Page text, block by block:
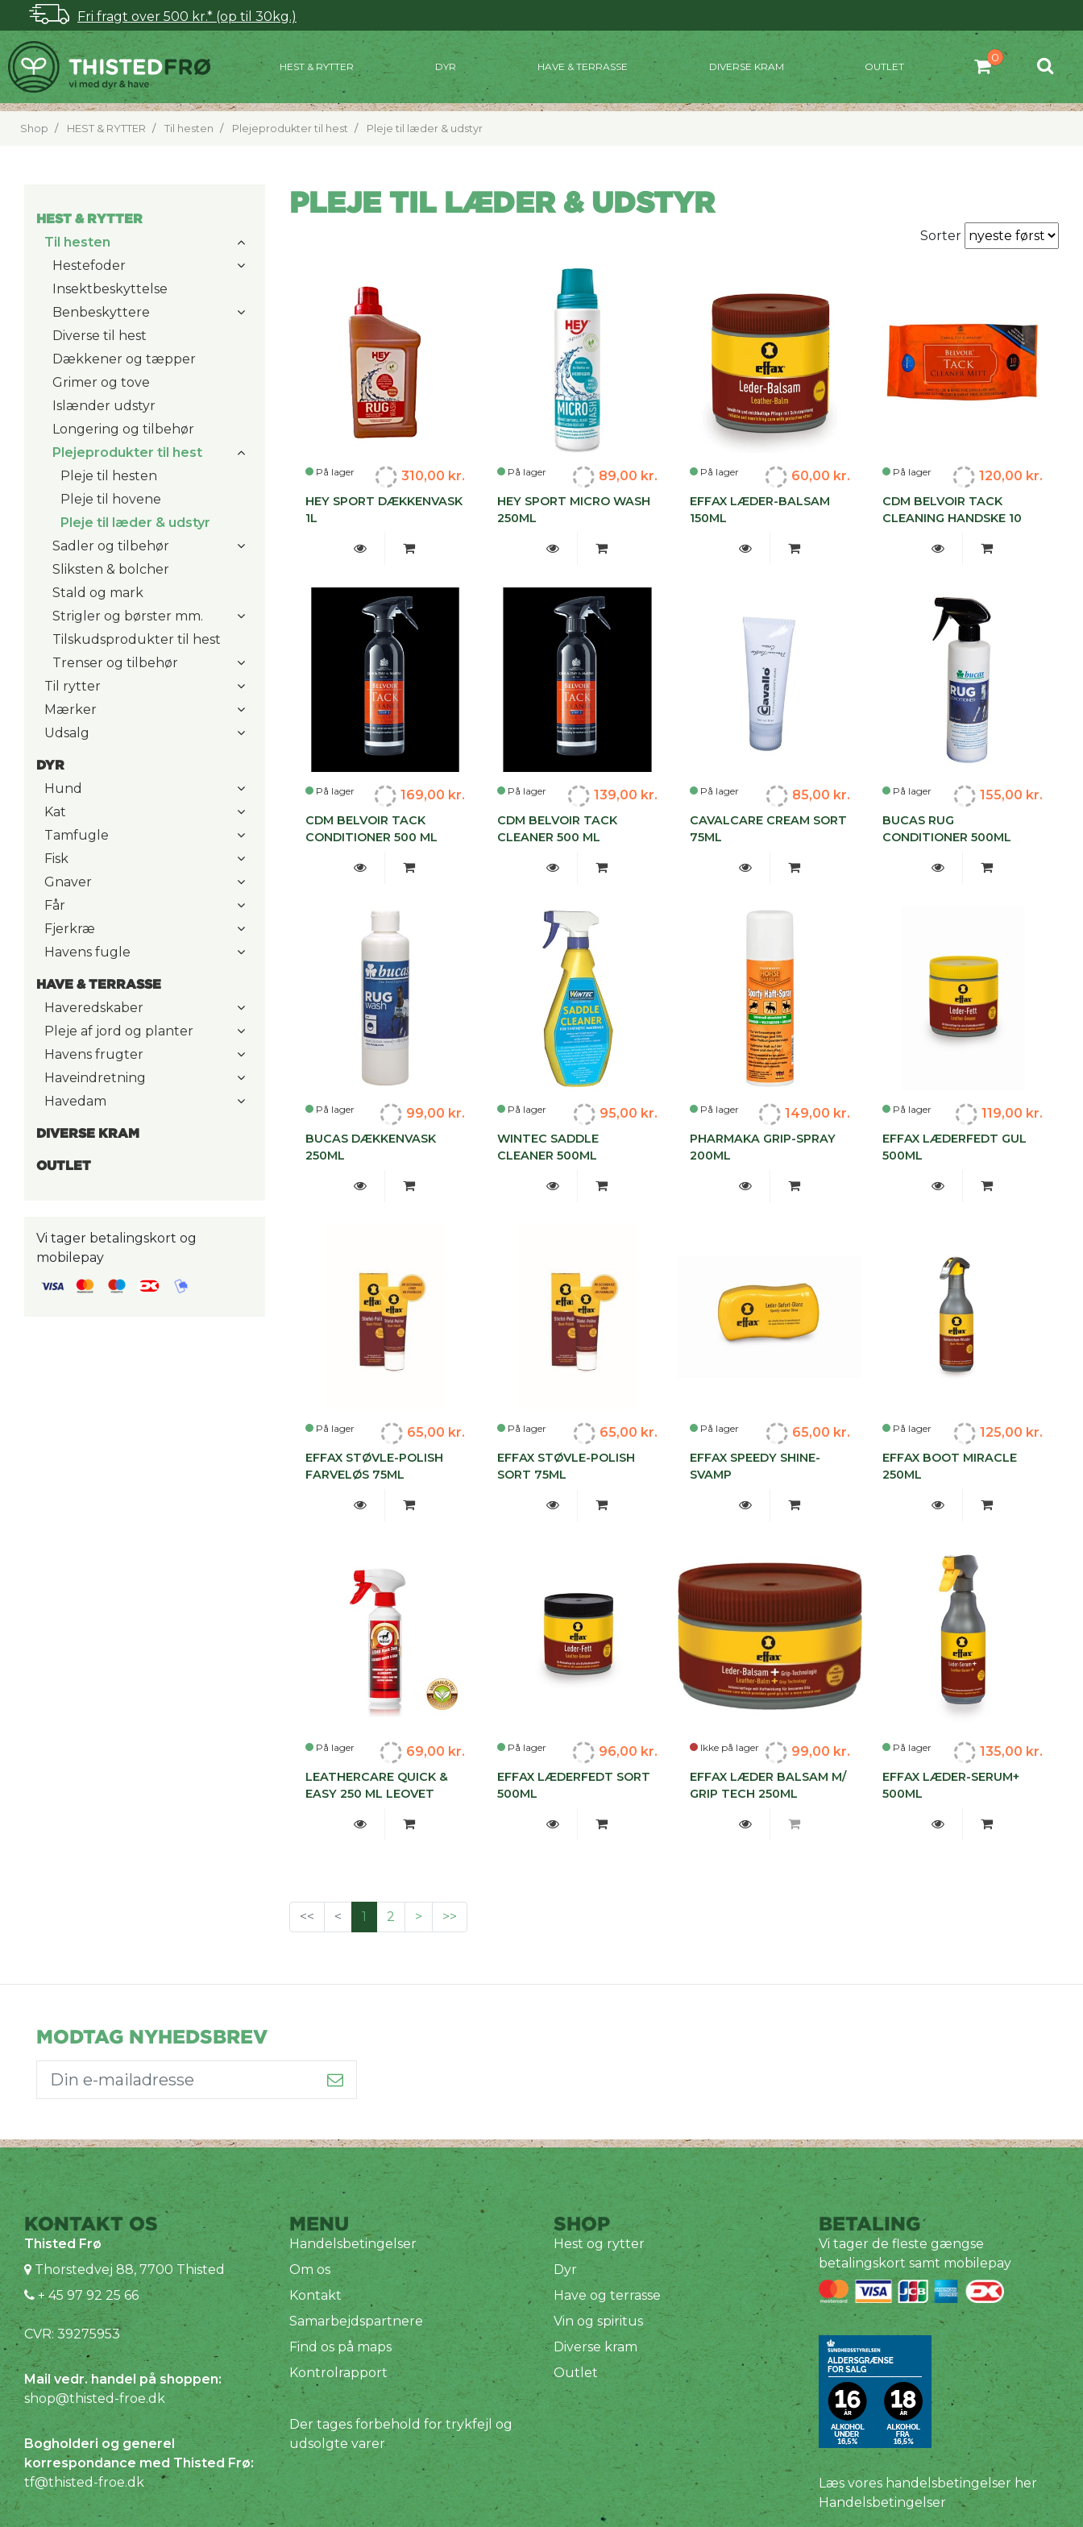
Fri fragt over 500 kr.* (op til 30kg.)
HEST & RYTTER DYR HAVE & TERRASSE DIVERSE KRAM OUTLET
Shop HEST & RYTTER Til hesten Plejeprodukter til hest Pleje til læder & udstyr
HEST & RYTTER
Til hesten
Hestefoder
Insektbeskyttelse
Benbeskyttere
Diverse til hest
Dækkener og tæpper
Grimer og tove
Islænder udstyr
Longering og tilbehør
Plejeprodukter til hest
Pleje til hesten
Pleje til hovene
Pleje til læder & udstyr
Sadler og tilbehør
Sliksten & bolcher
Stald og mark
Strigler og børster mm.
Tilskudsprodukter til hest
Trenser og tilbehør
Til rytter
Mærker
Udsalg
DYR
Hund
Kat
Tamfugle
Fisk
Gnaver
Får
Fjerkræ
Havens fugle
HAVE & TERRASSE
Haveredskaber
Pleje af jord og planter
Havens frugter
Haveindretning
Havedam
DIVERSE KRAM
OUTLET
Vi tager betalingskort og
mobilepay
PLEJE TIL LÆDER & UDSTYR
Sorter
På lager 310,00 kr.
HEY SPORT DÆKKENVASK
1L
På lager 89,00 kr.
HEY SPORT MICRO WASH
250ML
På lager 60,00 kr.
EFFAX LÆDER-BALSAM
150ML
På lager 120,00 kr.
CDM BELVOIR TACK
CLEANING HANDSKE 10
På lager 169,00 kr.
CDM BELVOIR TACK
CONDITIONER 500 ML
På lager 139,00 kr.
CDM BELVOIR TACK
CLEANER 500 ML
På lager 85,00 kr.
CAVALCARE CREAM SORT
75ML
På lager 155,00 kr.
BUCAS RUG
CONDITIONER 500ML
På lager 99,00 kr.
BUCAS DÆKKENVASK
250ML
På lager 95,00 kr.
WINTEC SADDLE
CLEANER 500ML
På lager 149,00 kr.
PHARMAKA GRIP-SPRAY
200ML
På lager 119,00 kr.
EFFAX LÆDERFEDT GUL
500ML
På lager 65,00 kr.
EFFAX STØVLE-POLISH
FARVELØS 75ML
På lager 65,00 kr.
EFFAX STØVLE-POLISH
SORT 75ML
På lager 65,00 kr.
EFFAX SPEEDY SHINE-
SVAMP
På lager 125,00 kr.
EFFAX BOOT MIRACLE
250ML
På lager 69,00 kr.
LEATHERCARE QUICK &
EASY 250 ML LEOVET
På lager 96,00 kr.
EFFAX LÆDERFEDT SORT
500ML
Ikke på lager 99,00 kr.
EFFAX LÆDER BALSAM M/
GRIP TECH 250ML
På lager 135,00 kr.
EFFAX LÆDER-SERUM+
500ML
<< < 1 2 > >>
MODTAG NYHEDSBREV
KONTAKT OS
Thisted Frø
Thorstedvej 88, 7700 Thisted
+ 45 97 92 25 66
CVR: 39275953
Mail vedr. handel på shoppen:
shop@thisted-froe.dk
Bogholderi og generel
korrespondance med Thisted Frø:
tf@thisted-froe.dk
MENU
Handelsbetingelser
Om os
Kontakt
Samarbejdspartnere
Find os på maps
Kontrolrapport
Der tages forbehold for trykfejl og
udsolgte varer
SHOP
Hest og rytter
Dyr
Have og terrasse
Vin og spiritus
Diverse kram
Outlet
BETALING
Vi tager de fleste gængse
betalingskort samt mobilepay
Læs vores handelsbetingelser her
Handelsbetingelser